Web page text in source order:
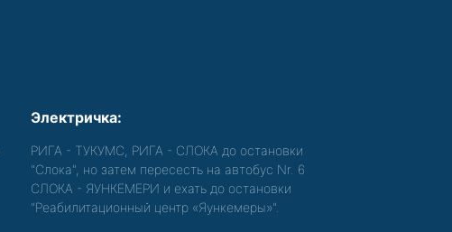
Электричка:
РИГА - ТУКУМС, РИГА - СЛОКА до остановки
"Слока", но затем пересесть на автобус Nr. 6
СЛОКА - ЯУНКЕМЕРИ и ехать до остановки
"Реабилитационный центр «Яункемеры»".